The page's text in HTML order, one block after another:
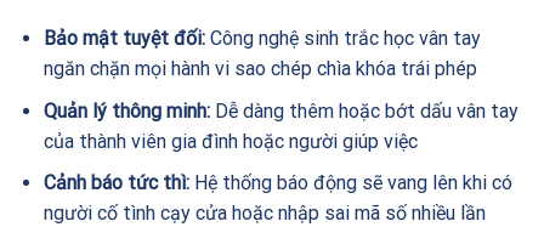
Bảo mật tuyệt đối:Công nghệ sinh trắc học vân tay
ngăn chặn mọi hành vi sao chép chìa khóa trái phép
Quản lý thông minh:Dễ dàng thêm hoặc bớt dấu vân tay
của thành viên gia đình hoặc người giúp việc
Cảnh báo tức thì:Hệ thống báo động sẽ vang lên khi có
người cố tình cạy cửa hoặc nhập sai mã số nhiều lần